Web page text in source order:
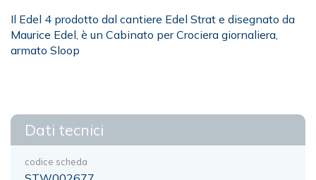
Il Edel 4 prodotto dal cantiere Edel Strat e disegnato da
Maurice Edel, è un Cabinato per Crociera giornaliera,
armato Sloop
Dati tecnici
codice scheda